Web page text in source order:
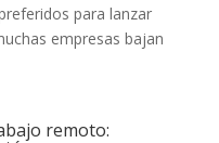
para lanzar
empresas bajan
remoto: